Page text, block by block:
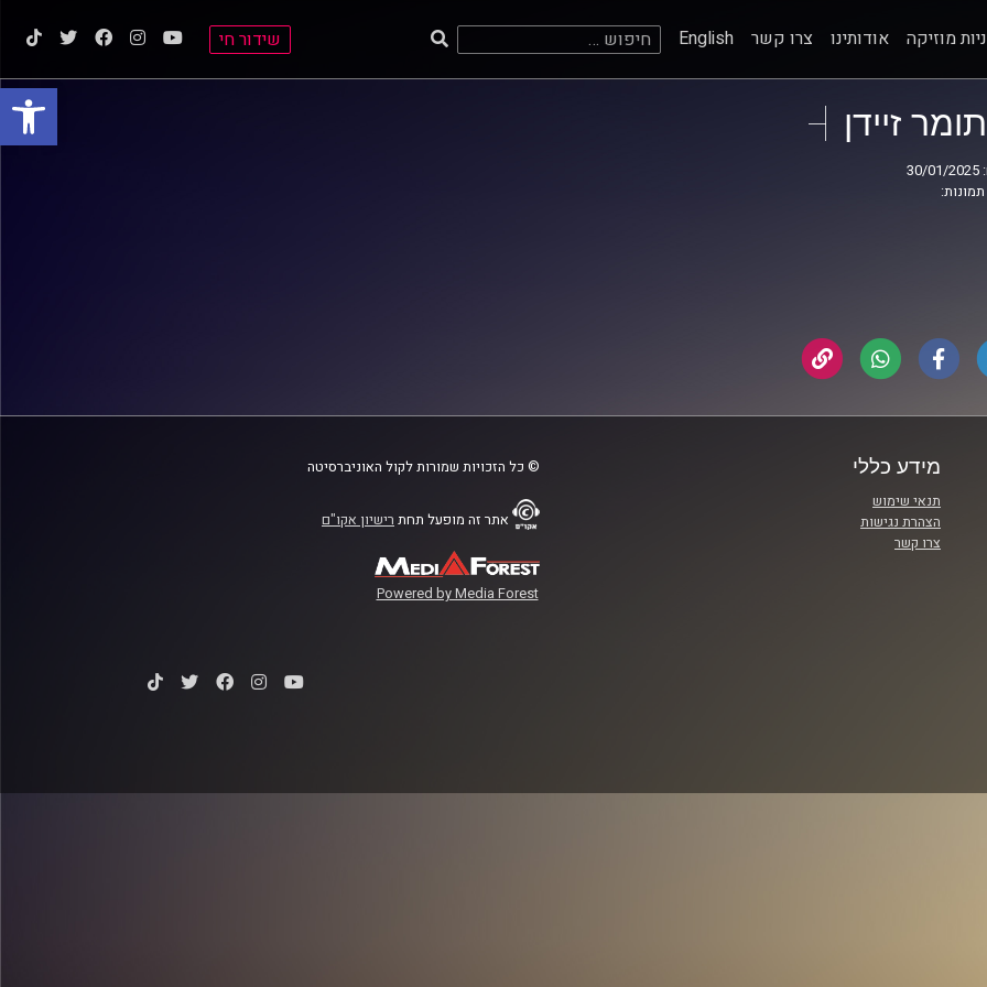
פתח
מוזיקה אודותינו צרו קשר English חיפוש: שידור חי
תומר זיידן
מידע כללי
תנאי שימוש
הצהרת נגישות
צרו קשר
© כל הזכויות שמורות לקול האוניברסיטה
אתר זה מופעל תחת רישיון אקו"ם
Powered by Media Forest